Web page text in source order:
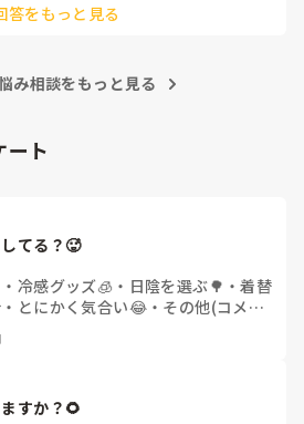
答をもっと見る
み相談をもっと見る
ート
てる？🥵
・ 冷感グッズ🧊 ・ 日陰を選ぶ🌳 ・着替
・ とにかく気合い😂・ その他(コメン
すか？🌻